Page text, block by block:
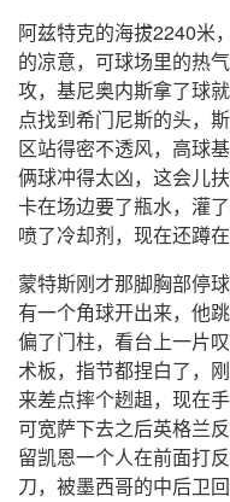
阿兹特克的海拔2240米
的凉意，可球场里的热
攻，基尼奥内斯拿了球
点找到希门尼斯的头，
区站得密不透风，高球
俩球冲得太凶，这会儿
卡在场边要了瓶水，灌
喷了冷却剂，现在还蹲在
蒙特斯刚才那脚胸部停
有一个角球开出来，他
偏了门柱，看台上一片
术板，指节都捏白了，
来差点摔个趔趄，现在
可宽萨下去之后英格兰
留凯恩一个人在前面打
刀，被墨西哥的中后卫回